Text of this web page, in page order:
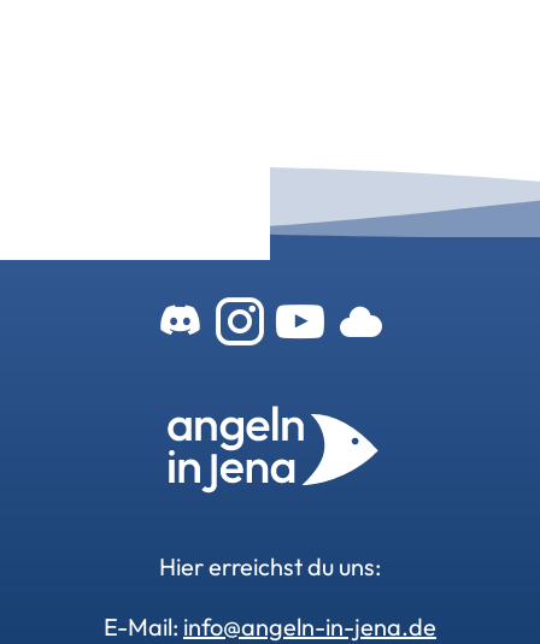
Zum Angeln-
Zum
Zu
Hier erreichst du uns:
E-Mail: info@angeln-in-jena.de